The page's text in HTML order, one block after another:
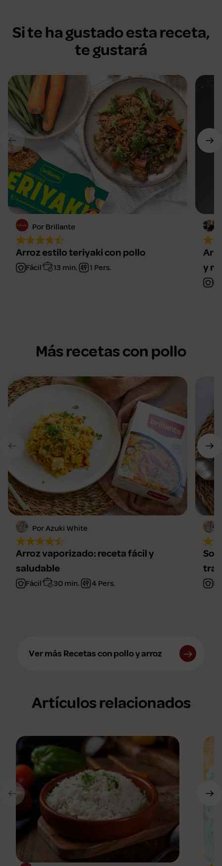
Si te ha gustado esta receta,
te gustará
Por Brillante
Arroz estilo teriyaki con pollo
Fácil 13 min. 1 Pers.
y
Más recetas con pollo
Por Azuki White
Arroz vaporizado: receta fácil y
saludable
Fácil 30 min. 4 Pers.
Ver más Recetas con pollo y arroz
Artículos relacionados